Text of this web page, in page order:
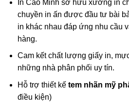
In Cao Minh sở hữu xưởng in
chuyền in ấn được đầu tư bài
in khác nhau đáp ứng nhu cầu
hàng.
Cam kết chất lượng giấy in,
những nhà phân phối uy tín.
Hỗ trợ thiết kế tem nhãn mỹ
điều kiện)